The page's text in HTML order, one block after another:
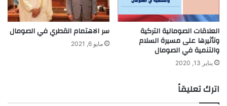
العلاقات الصومالية التركية
وتأثيرها على مسيرة السلام
والتنمية في الصومال
يناير 13, 2020
سر الاهتمام القطري في الصومال
مايو 6, 2021
اترك تعليقاً